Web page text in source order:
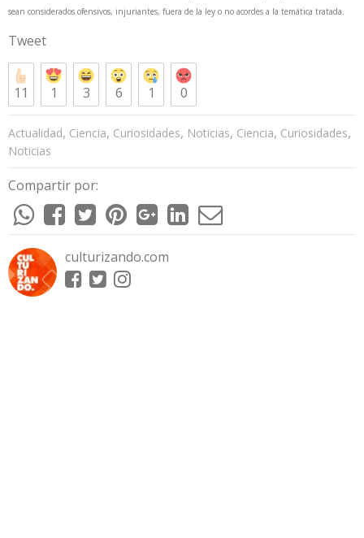
sean considerados ofensivos, injuriantes, fuera de la ley o no acordes a la temática tratada.
Tweet
11 1 3 6 1 0
Actualidad, Ciencia, Curiosidades, Noticias, Ciencia, Curiosidades,
Noticias
Compartir por:
culturizando.com